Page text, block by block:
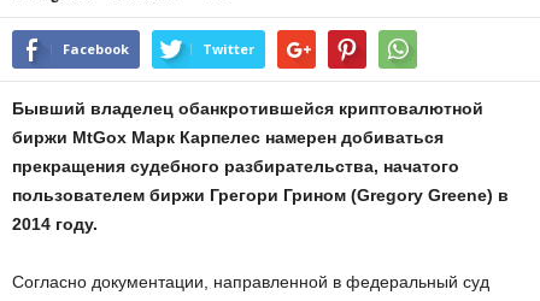
Facebook Twitter
Бывший владелец обанкротившейся криптовалютной
биржи MtGox Марк Карпелес намерен добиваться
прекращения судебного разбирательства, начатого
пользователем биржи Грегори Грином (Gregory Greene) в
2014 году.
Согласно документации, направленной в федеральный суд